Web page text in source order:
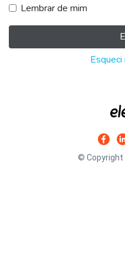
Lembrar de mim
Esqueci
© Copyright